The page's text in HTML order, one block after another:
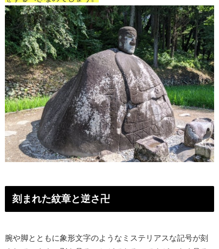
刻まれた紋章と逆さ卍
腕や脚とともに象形文字のようなミステリアスな記号が刻